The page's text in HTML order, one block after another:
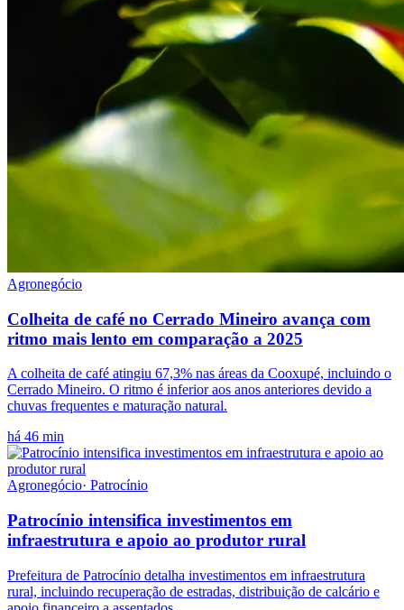
Agronegócio
Colheita de café no Cerrado Mineiro avança com
ritmo mais lento em comparação a 2025
A colheita de café atingiu 67,3% nas áreas da Cooxupé, incluindo o
Cerrado Mineiro. O ritmo é inferior aos anos anteriores devido a
chuvas frequentes e maturação natural.
há 46 min
Agronegócio· Patrocínio
Patrocínio intensifica investimentos em
infraestrutura e apoio ao produtor rural
Prefeitura de Patrocínio detalha investimentos em infraestrutura
rural, incluindo recuperação de estradas, distribuição de calcário e